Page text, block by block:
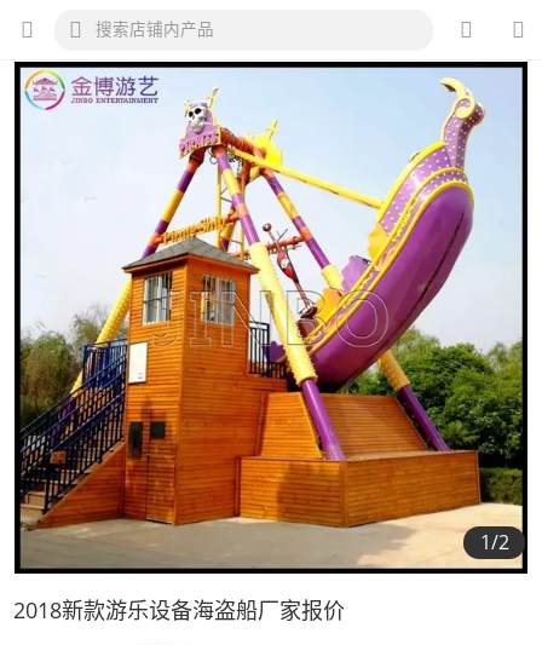
1/2
2018新款游乐设备海盗船厂家报价